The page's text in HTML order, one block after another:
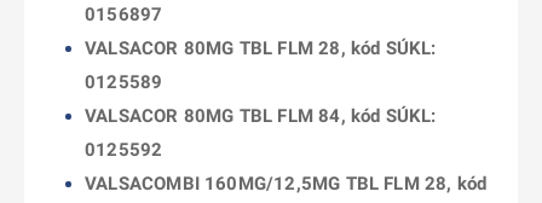
0156897
VALSACOR 80MG TBL FLM 28, kód SÚKL:
0125589
VALSACOR 80MG TBL FLM 84, kód SÚKL:
0125592
VALSACOMBI 160MG/12,5MG TBL FLM 28, kód